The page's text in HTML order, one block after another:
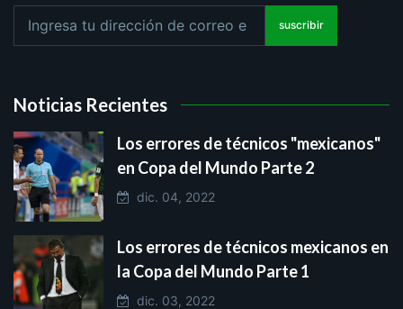
suscribir
Noticias Recientes
Los errores de técnicos "mexicanos"
en Copa del Mundo Parte 2
dic. 04, 2022
Los errores de técnicos mexicanos en
la Copa del Mundo Parte 1
dic. 03, 2022